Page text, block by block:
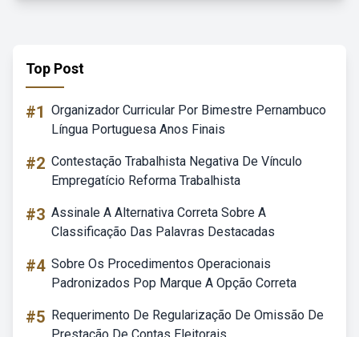
Top Post
#1 Organizador Curricular Por Bimestre Pernambuco
Língua Portuguesa Anos Finais
#2 Contestação Trabalhista Negativa De Vínculo
Empregatício Reforma Trabalhista
#3 Assinale A Alternativa Correta Sobre A
Classificação Das Palavras Destacadas
#4 Sobre Os Procedimentos Operacionais
Padronizados Pop Marque A Opção Correta
#5 Requerimento De Regularização De Omissão De